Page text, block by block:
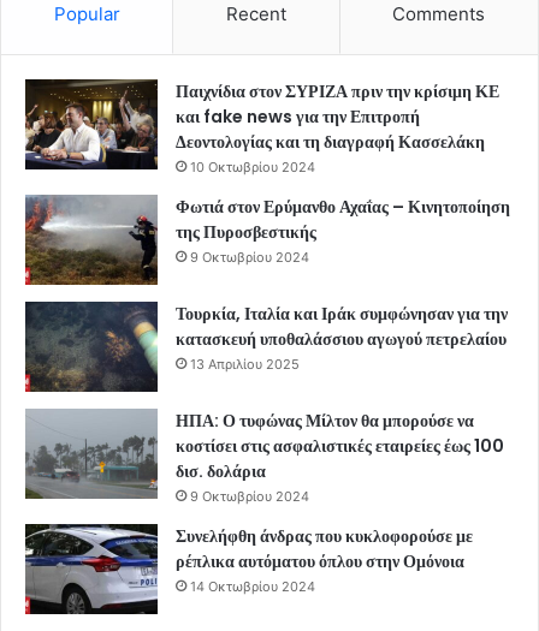
Popular Recent Comments
Παιχνίδια στον ΣΥΡΙΖΑ πριν την κρίσιμη ΚΕ
και fake news για την Επιτροπή
Δεοντολογίας και τη διαγραφή Κασσελάκη
10 Οκτωβρίου 2024
Φωτιά στον Ερύμανθο Αχαΐας – Κινητοποίηση
της Πυροσβεστικής
9 Οκτωβρίου 2024
Τουρκία, Ιταλία και Ιράκ συμφώνησαν για την
κατασκευή υποθαλάσσιου αγωγού πετρελαίου
13 Απριλίου 2025
ΗΠΑ: Ο τυφώνας Μίλτον θα μπορούσε να
κοστίσει στις ασφαλιστικές εταιρείες έως 100
δισ. δολάρια
9 Οκτωβρίου 2024
Συνελήφθη άνδρας που κυκλοφορούσε με
ρέπλικα αυτόματου όπλου στην Ομόνοια
14 Οκτωβρίου 2024